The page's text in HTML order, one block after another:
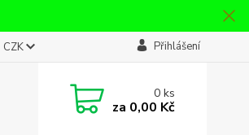
CZK Přihlášení
0ks
za 0,00 Kč